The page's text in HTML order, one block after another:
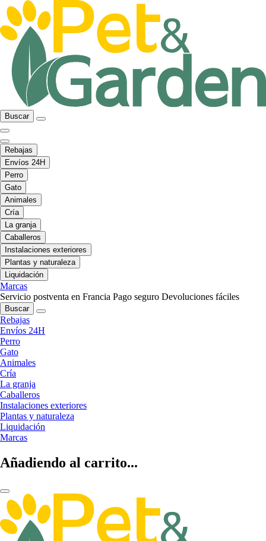
Buscar
Rebajas
Envíos 24H
Perro
Gato
Animales
Cría
La granja
Caballeros
Instalaciones exteriores
Plantas y naturaleza
Liquidación
Marcas
Servicio postventa en Francia Pago seguro Devoluciones fáciles
Buscar
Rebajas
Envíos 24H
Perro
Gato
Animales
Cría
La granja
Caballeros
Instalaciones exteriores
Plantas y naturaleza
Liquidación
Marcas
Añadiendo al carrito...